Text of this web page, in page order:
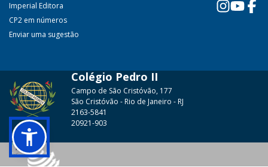
Imperial Editora
CP2 em números
Enviar uma sugestão
Colégio Pedro II
Campo de São Cristóvão, 177
São Cristóvão - Rio de Janeiro - RJ
2163-5841
20921-903